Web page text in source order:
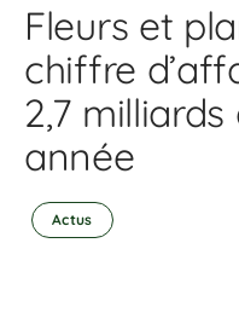
Fleurs et
chiffre
2,7 milliards
année
Actus